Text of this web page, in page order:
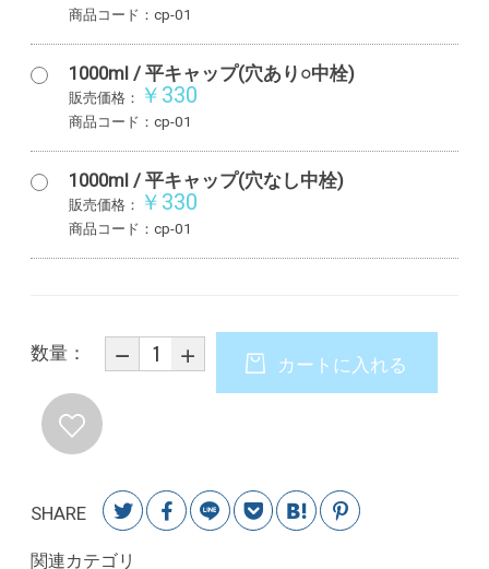
商品コード：cp-01
1000ml / 平キャップ(穴あり○中栓)
販売価格： ￥330
商品コード：cp-01
1000ml / 平キャップ(穴なし中栓)
販売価格： ￥330
商品コード：cp-01
数量：
カートに入れる
SHARE
関連カテゴリ